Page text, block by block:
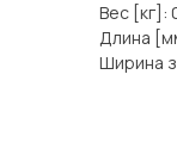
Вес [кг]:
Длина
Ширина